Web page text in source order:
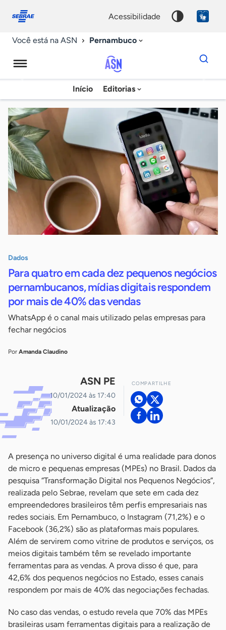
conosco
acessibilidade
Você está na ASN Pernambuco
Agência
Sebrae
de
Notícias
Início Editorias
Dados
para
chave
Dados
Para quatro em cada dez pequenos negócios
pernambucanos, mídias digitais respondem
por mais de 40% das vendas
WhatsApp é o canal mais utilizado pelas empresas para
fechar negócios
Por Amanda Claudino
ASN PE
10/01/2024 às 17:40
Atualização
10/01/2024 às 17:43
COMPARTILHE
A presença no universo digital é uma realidade para donos
de micro e pequenas empresas (MPEs) no Brasil. Dados da
pesquisa “Transformação Digital nos Pequenos Negócios”,
realizada pelo Sebrae, revelam que sete em cada dez
empreendedores brasileiros têm perfis empresariais nas
redes sociais. Em Pernambuco, o Instagram (71,2%) e o
Facebook (36,2%) são as plataformas mais populares.
Além de servirem como vitrine de produtos e serviços, os
meios digitais também têm se revelado importante
ferramentas para as vendas. A prova disso é que, para
42,6% dos pequenos negócios no Estado, esses canais
respondem por mais de 40% das negociações fechadas.
No caso das vendas, o estudo revela que 70% das MPEs
brasileiras usam ferramentas digitais para a realização de